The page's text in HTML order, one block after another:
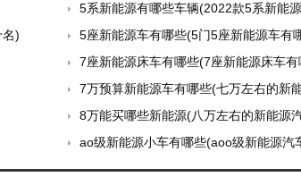
5系新能源有哪些车辆(2022款5系新能
)
5座新能源车有哪些(5门5座新能源车有
7座新能源床车有哪些(7座新能源床车
7万预算新能源车有哪些(七万左右的新
8万能买哪些新能源(八万左右的新能源
ao级新能源小车有哪些(aoo级新能源汽